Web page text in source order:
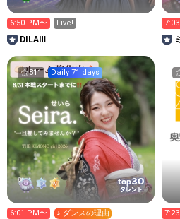
6:50 PM〜 Live!
DILAⅢ
811 Daily 71 days
top30
タレント
6:01 PM〜 ♪ ダンスの理由